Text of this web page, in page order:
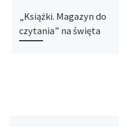
„Książki. Magazyn do
czytania” na święta